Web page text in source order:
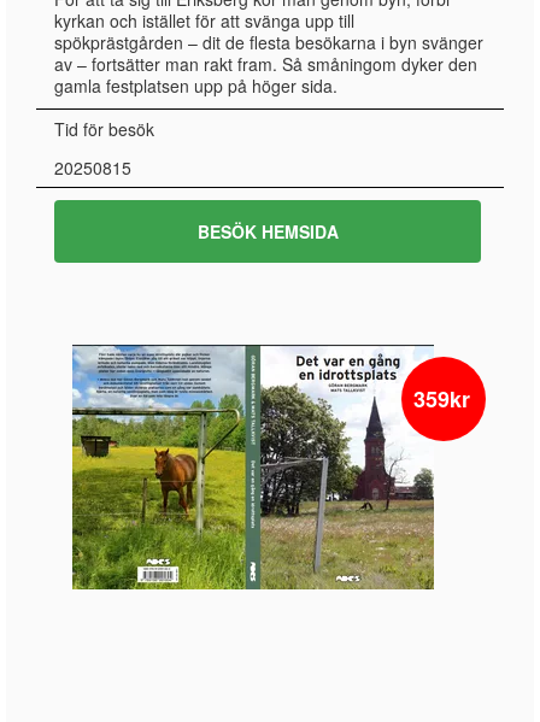
kyrkan och istället för att svänga upp till
spökprästgården – dit de flesta besökarna i byn svänger
av – fortsätter man rakt fram. Så småningom dyker den
gamla festplatsen upp på höger sida.
Tid för besök
20250815
BESÖK HEMSIDA
359kr